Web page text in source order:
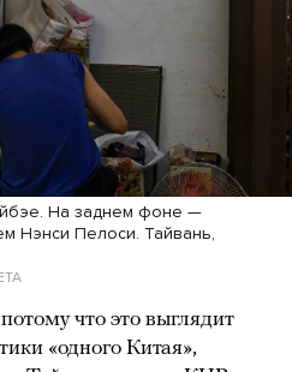
На заднем фоне —
Нэнси Пелоси. Тайвань,
что это выглядит
«одного Китая»,